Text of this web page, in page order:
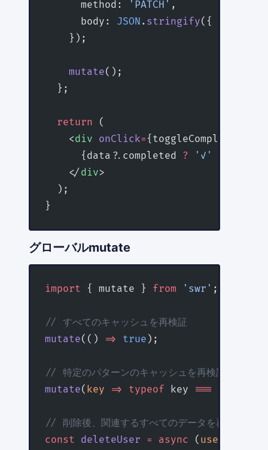
      method:
'PATCH' ,
      body:
JSON . stringify({
    });
    mutate
();
  };
  return
(
    <
div onClick= {toggleComplete}>
      {data?.completed
? '✓'
    </
div>
  );
}
グローバルmutate
import { mutate } from 'swr' ;
// すべてのキャッシュを再検証
mutate(() => true );
// 特定のパターンのキャッシュを再検証
mutate( key => typeof key ===
// 削除後、関連するすべてのデータを再検証
const deleteUser = async ( userId